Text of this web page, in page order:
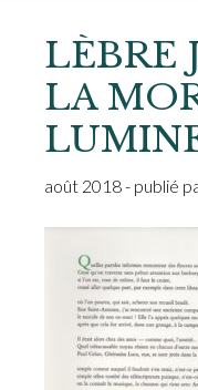
LÈBRE
LA
août 2018- publié